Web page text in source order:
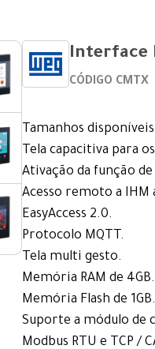
Interface
CÓDIGO CMTX
Tamanhos disponíveis:
Tela capacitiva para
Ativação da função de
Acesso remoto a IHM
EasyAccess 2.0.
Protocolo MQTT.
Tela multi gesto.
Memória RAM de 4GB.
Memória Flash de 1GB.
Suporte a módulo de
Modbus RTU e TCP /